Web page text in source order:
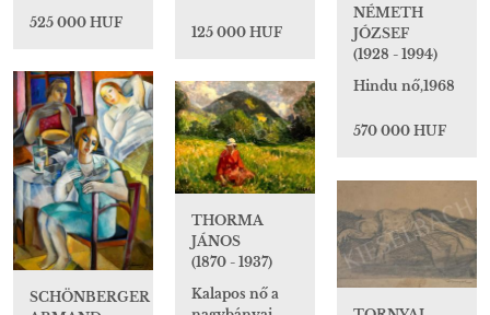
525 000 HUF
NÉMETH
JÓZSEF
(1928 - 1994)
Hindu nő,1968
570 000 HUF
125 000 HUF
SCHÖNBERGER
THORMA
JÁNOS
(1870 - 1937)
Kalapos nő a